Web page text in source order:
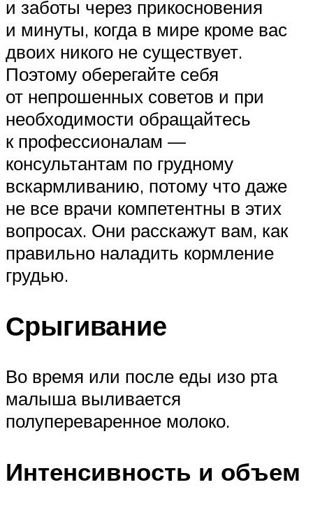
и заботы через прикосновения
и минуты, когда в мире кроме вас
двоих никого не существует.
Поэтому оберегайте себя
от непрошенных советов и при
необходимости обращайтесь
к профессионалам —
консультантам по грудному
вскармливанию, потому что даже
не все врачи компетентны в этих
вопросах. Они расскажут вам, как
правильно наладить кормление
грудью.
Срыгивание
Во время или после еды изо рта
малыша выливается
полупереваренное молоко.
Интенсивность и объем